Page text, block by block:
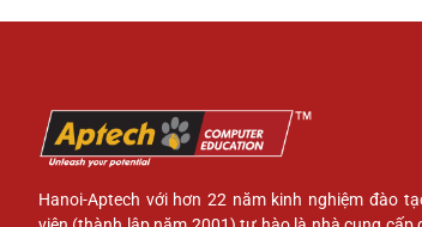
Hanoi-Aptech với hơn 22 năm kinh nghiệm đào